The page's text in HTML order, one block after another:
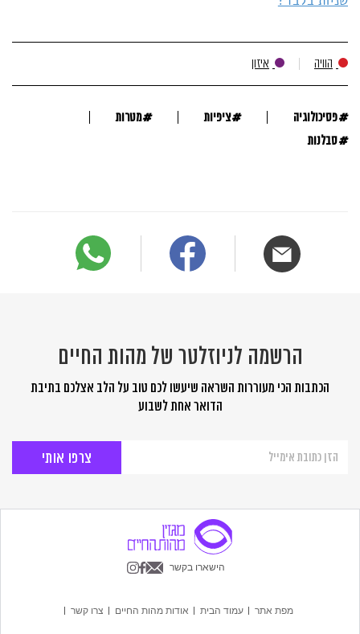
הוויה איזון
#פסיכולוגיה #ציפיות #מטרות
#סבלנות
הרשמה לניוזלטר של מהות החיים
הכתבות הכי מעוררות השראה שיעשו לכם טוב על הלב אצלכם בתיבת
הדואר אחת לשבוע
לניוזלטר
החיים
הישארו בקשר
מפת אתר עמוד הבית אודות מהות החיים צרו קשר